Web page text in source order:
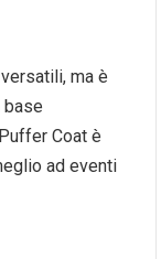
ma è
Coat è
ad eventi